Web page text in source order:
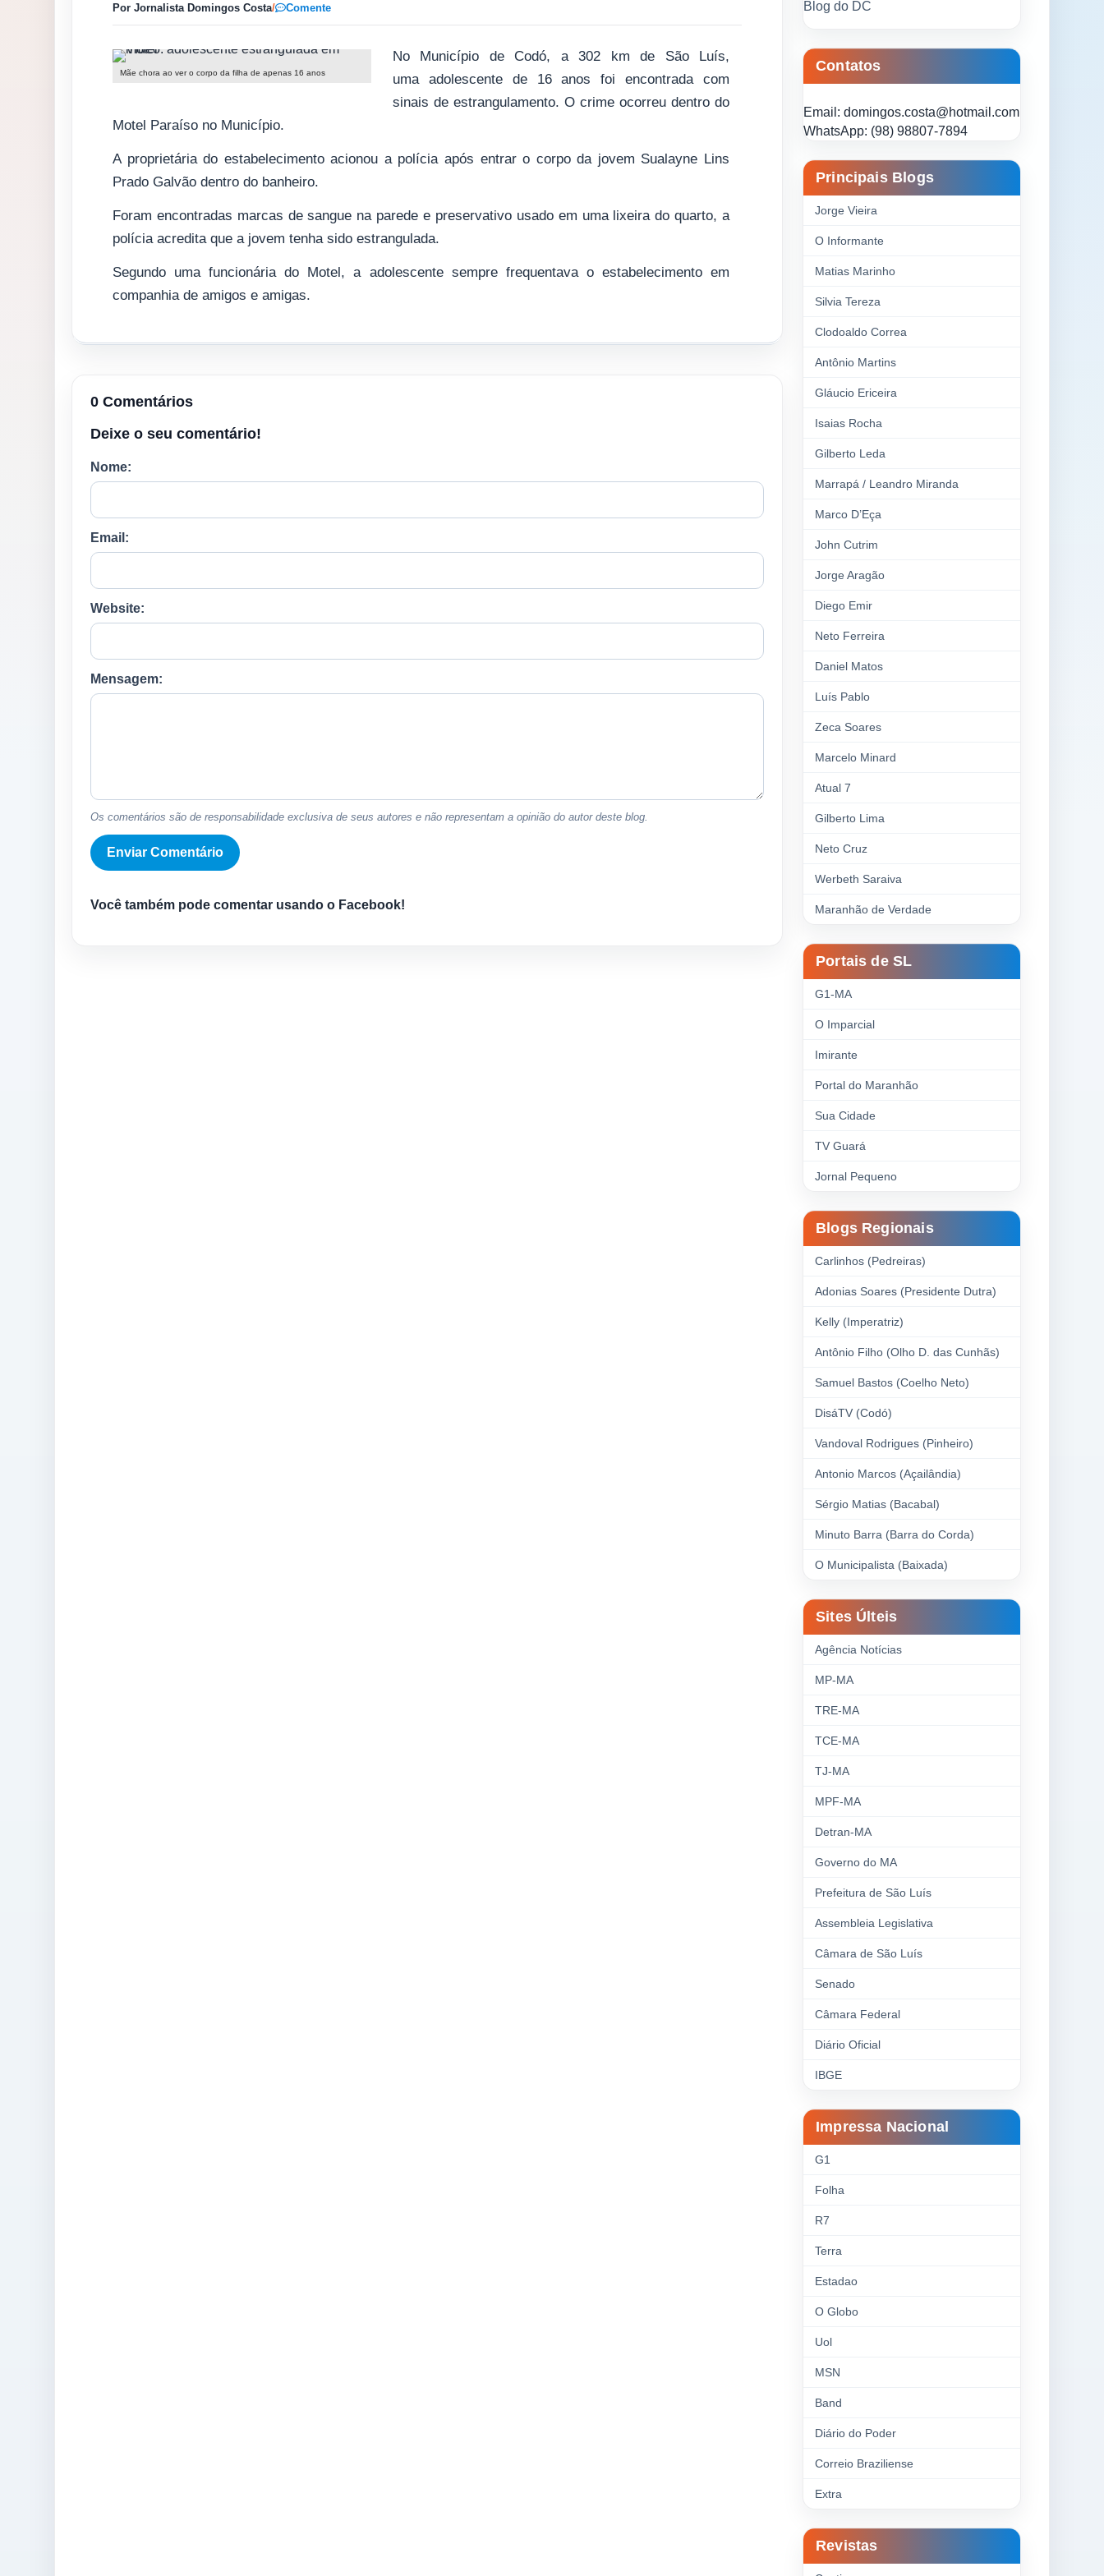
Por Jornalista Domingos Costa/ Comente
Mãe chora ao ver o corpo da filha de apenas 16 anos
No Município de Codó, a 302 km de São Luís,
uma adolescente de 16 anos foi encontrada com
sinais de estrangulamento. O crime ocorreu dentro do
Motel Paraíso no Município.
A proprietária do estabelecimento acionou a polícia após entrar o corpo da jovem Sualayne Lins
Prado Galvão dentro do banheiro.
Foram encontradas marcas de sangue na parede e preservativo usado em uma lixeira do quarto, a
polícia acredita que a jovem tenha sido estrangulada.
Segundo uma funcionária do Motel, a adolescente sempre frequentava o estabelecimento em
companhia de amigos e amigas.
0 Comentários
Deixe o seu comentário!
Nome:
Email:
Website:
Mensagem:
Os comentários são de responsabilidade exclusiva de seus autores e não representam a opinião do autor deste blog.
Você também pode comentar usando o Facebook!
Blog do DC
Contatos
Email: domingos.costa@hotmail.com
WhatsApp: (98) 98807-7894
Principais Blogs
Jorge Vieira
O Informante
Matias Marinho
Silvia Tereza
Clodoaldo Correa
Antônio Martins
Gláucio Ericeira
Isaias Rocha
Gilberto Leda
Marrapá / Leandro Miranda
Marco D’Eça
John Cutrim
Jorge Aragão
Diego Emir
Neto Ferreira
Daniel Matos
Luís Pablo
Zeca Soares
Marcelo Minard
Atual 7
Gilberto Lima
Neto Cruz
Werbeth Saraiva
Maranhão de Verdade
Portais de SL
G1-MA
O Imparcial
Imirante
Portal do Maranhão
Sua Cidade
TV Guará
Jornal Pequeno
Blogs Regionais
Carlinhos (Pedreiras)
Adonias Soares (Presidente Dutra)
Kelly (Imperatriz)
Antônio Filho (Olho D. das Cunhãs)
Samuel Bastos (Coelho Neto)
DisáTV (Codó)
Vandoval Rodrigues (Pinheiro)
Antonio Marcos (Açailândia)
Sérgio Matias (Bacabal)
Minuto Barra (Barra do Corda)
O Municipalista (Baixada)
Sites Últeis
Agência Notícias
MP-MA
TRE-MA
TCE-MA
TJ-MA
MPF-MA
Detran-MA
Governo do MA
Prefeitura de São Luís
Assembleia Legislativa
Câmara de São Luís
Senado
Câmara Federal
Diário Oficial
IBGE
Impressa Nacional
G1
Folha
R7
Terra
Estadao
O Globo
Uol
MSN
Band
Diário do Poder
Correio Braziliense
Extra
Revistas